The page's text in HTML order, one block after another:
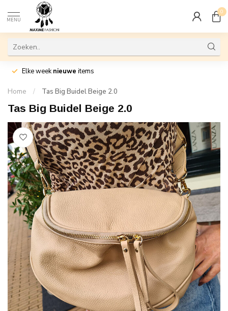
MENU
0
Elke weeknieuwe items
Home / Tas Big Buidel Beige 2.0
Tas Big Buidel Beige 2.0